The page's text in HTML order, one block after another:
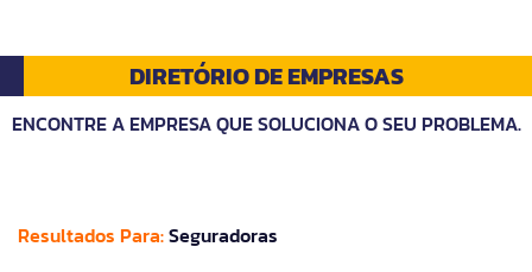
DIRETÓRIO DE EMPRESAS
ENCONTRE A EMPRESA QUE SOLUCIONA O SEU PROBLEMA.
Resultados Para:Seguradoras